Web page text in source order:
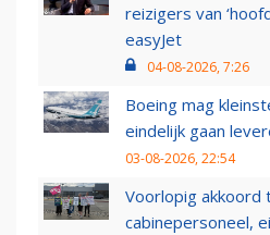
reizigers van
easyJet
04-08-2026, 7:26
Boeing mag
eindelijk gaan
03-08-2026, 22:54
Voorlopig akkoord
cabinepersoneel,